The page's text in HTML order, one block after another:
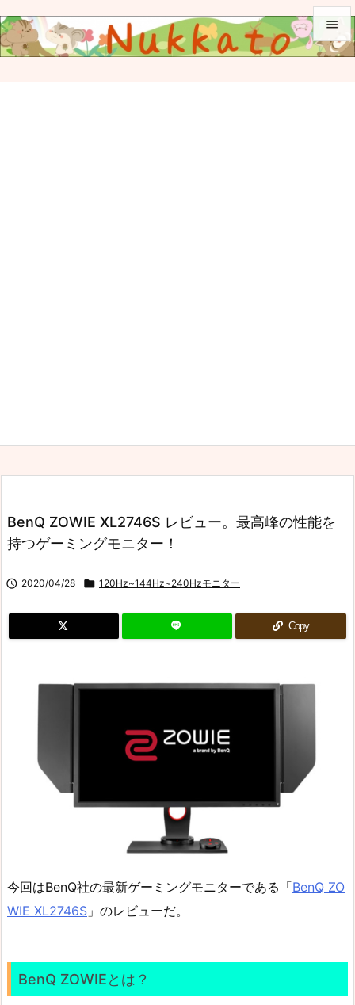


BenQ ZOWIE XL2746S レビュー。最高峰の性能を
持つゲーミングモニター！
 2020/04/28  120Hz~144Hz~240Hzモニター
Copy
今回はBenQ社の最新ゲーミングモニターである「BenQ ZO
WIE XL2746S 」のレビューだ。
BenQ ZOWIEとは？